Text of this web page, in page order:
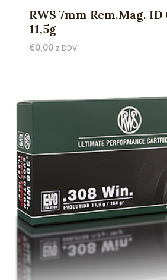
RWS 7mm Rem.Mag. ID
11,5g
€0,00 z DDV